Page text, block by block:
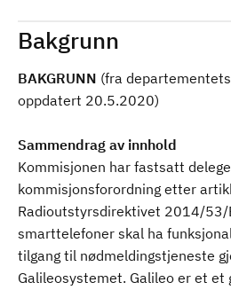
Bakgrunn
BAKGRUNN (fra
oppdatert 20.5.2020)
Sammendrag av innhold
Kommisjonen har fastsatt
kommisjonsforordning etter
Radioutstyrsdirektivet 2014/53/
smarttelefoner skal ha
tilgang til nødmeldingstjeneste
Galileosystemet. Galileo er et et